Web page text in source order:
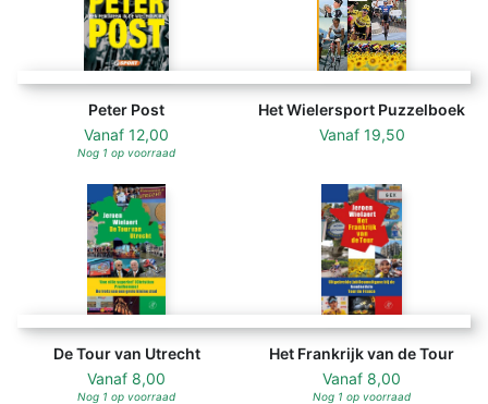
Peter Post
Vanaf 12,00
Nog 1 op voorraad
Het Wielersport Puzzelboek
Vanaf 19,50
De Tour van Utrecht
Vanaf 8,00
Nog 1 op voorraad
Het Frankrijk van de Tour
Vanaf 8,00
Nog 1 op voorraad